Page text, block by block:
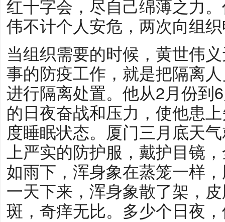
红十字会，尽自己绵薄之力
伟不计个人安危，两次向组
当组织需要的时候，黄世伟
事的防疫工作，就是把隔离
进行隔离处置。他从2月份到
的日夜奋战和压力，使他患
度睡眠状态。厦门三月底天
上严实的防护服，戴护目镜
如雨下，浑身象在蒸笼一样
一天下来，浑身象散了架，
斑，奇痒无比。多少个日夜